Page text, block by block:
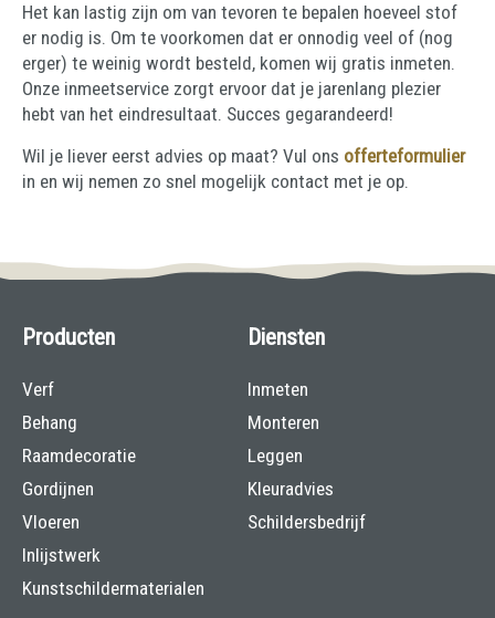
Het kan lastig zijn om van tevoren te bepalen hoeveel stof
er nodig is. Om te voorkomen dat er onnodig veel of (nog
erger) te weinig wordt besteld, komen wij gratis inmeten.
Onze inmeetservice zorgt ervoor dat je jarenlang plezier
hebt van het eindresultaat. Succes gegarandeerd!
Wil je liever eerst advies op maat? Vul ons offerteformulier
in en wij nemen zo snel mogelijk contact met je op.
Producten
Verf
Behang
Raamdecoratie
Gordijnen
Vloeren
Inlijstwerk
Kunstschildermaterialen
Diensten
Inmeten
Monteren
Leggen
Kleuradvies
Schildersbedrijf